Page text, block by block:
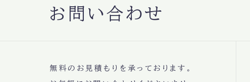
お問い合わせ
無料のお見積もりを承っております。